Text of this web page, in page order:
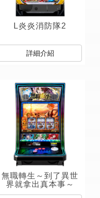
L炎炎消防隊2
詳細介紹
無職轉生～到了異世
界就拿出真本事～